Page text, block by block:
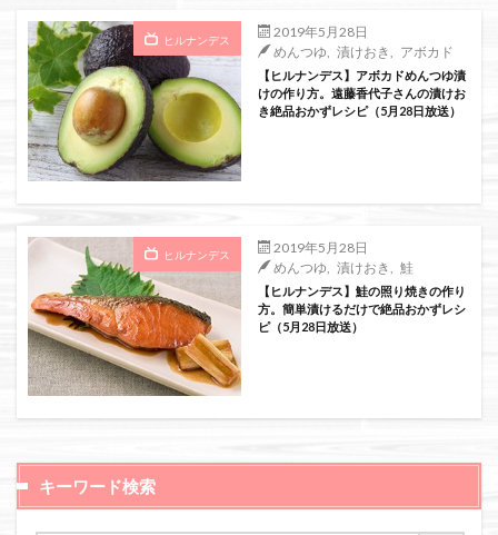
ヒルナンデス
2019年5月28日
めんつゆ
漬けおき アボカド
【ヒルナンデス】アボカドめんつゆ漬
けの作り方。遠藤香代子さんの漬けお
き絶品おかずレシピ（5月28日放送）
ヒルナンデス
2019年5月28日
めんつゆ
漬けおき 鮭
【ヒルナンデス】鮭の照り焼きの作り
方。簡単漬けるだけで絶品おかずレシ
ピ（5月28日放送）
キーワード検索
/home/xs111inc/wadai.info/public_html/wp-content/themes/the-
thor-child/searchform-refine.php on line41